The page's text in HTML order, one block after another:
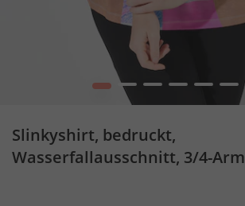
1 2 3 4 5 6
Slinkyshirt, bedruckt,
Wasserfallausschnitt, 3/4-Arm